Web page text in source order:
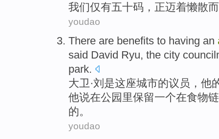
我们仅有五十码 ，正迈着懒散而
youdao
There are benefits to having an
said David Ryu, the city
park.
大卫·刘 是这座城市的议员 ， 他
他说在公园 里保留一个在食物链
的。
youdao